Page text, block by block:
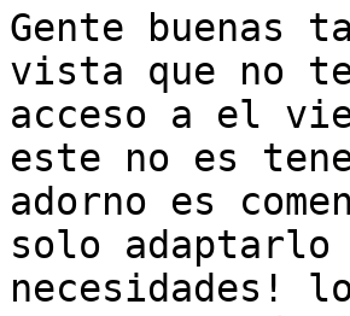
Gente buenas
vista que no
acceso a el
este no es
adorno es
solo adaptarlo
necesidades!